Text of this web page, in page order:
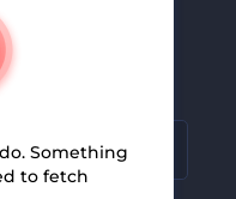
ofertas
Something
to fetch